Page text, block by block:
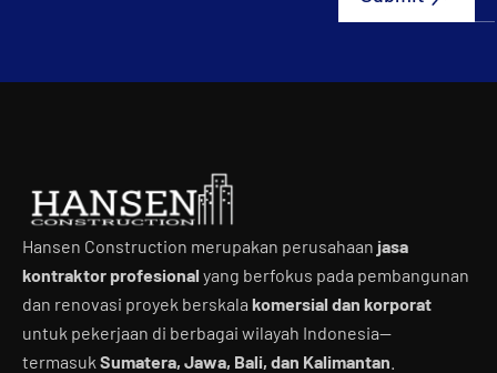
Hansen Construction merupakan perusahaan jasa
kontraktor profesional yang berfokus pada pembangunan
dan renovasi proyek berskala komersial dan korporat
untuk pekerjaan di berbagai wilayah Indonesia—
termasuk Sumatera, Jawa, Bali, dan Kalimantan